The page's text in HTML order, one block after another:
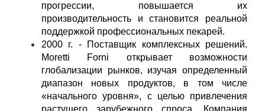
прогрессии, повышается их
производительность и становится реальной
поддержкой профессиональных пекарей.
2000 г. - Поставщик комплексных решений.
Moretti Forni открывает возможности
глобализации рынков, изучая определенный
диапазон новых продуктов, в том числе
«начального уровня», с целью привлечения
растущего зарубежного спроса. Компания